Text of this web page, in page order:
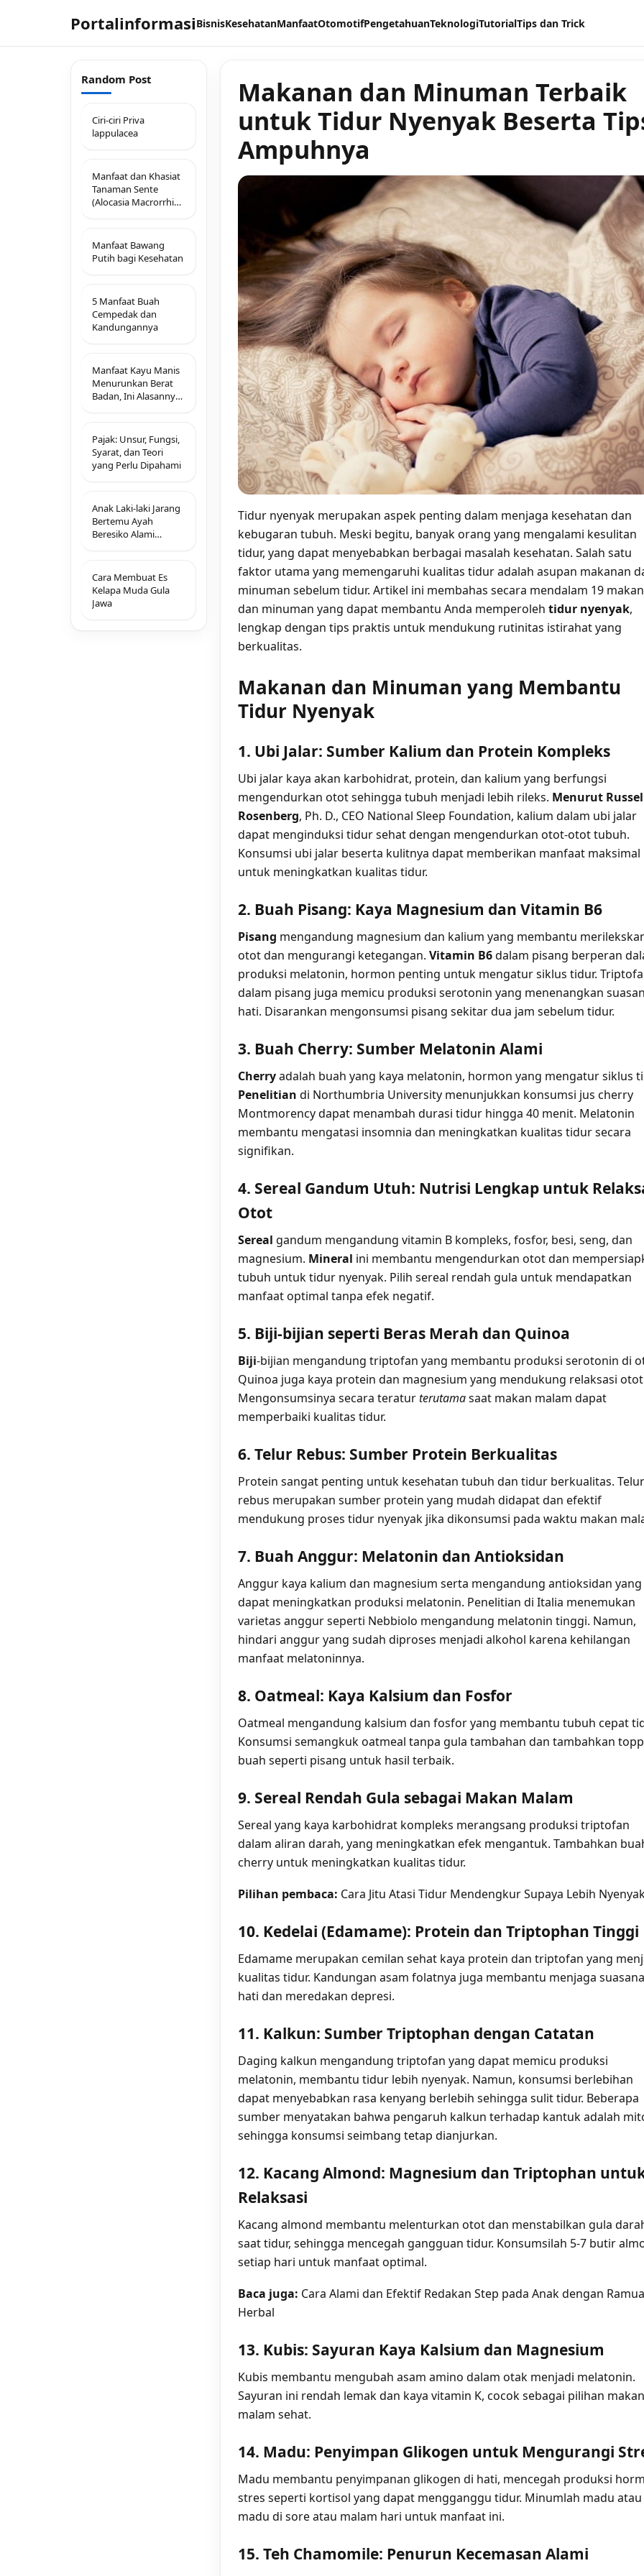
PortalinformasiBisnisKesehatanManfaatOtomotifPengetahuanTeknologiTutorialTips dan Trick
Random Post
Ciri-ciri Priva
lappulacea
Manfaat dan Khasiat
Tanaman Sente
(Alocasia Macrorrhiza
Manfaat Bawang
Putih bagi Kesehatan
5 Manfaat Buah
Cempedak dan
Kandungannya
Manfaat Kayu Manis
Menurunkan Berat
Badan, Ini Alasannya
Pajak: Unsur, Fungsi,
Syarat, dan Teori
yang Perlu Dipahami
Anak Laki-laki Jarang
Bertemu Ayah
Beresiko Alami
Cara Membuat Es
Kelapa Muda Gula
Jawa
Makanan dan Minuman Terbaik
untuk Tidur Nyenyak Beserta
Ampuhnya
Tidur nyenyak merupakan aspek penting dalam menjaga kesehatan dan
kebugaran tubuh. Meski begitu, banyak orang yang mengalami kesulitan
tidur, yang dapat menyebabkan berbagai masalah kesehatan. Salah satu
faktor utama yang memengaruhi kualitas tidur adalah asupan makanan
minuman sebelum tidur. Artikel ini membahas secara mendalam 19
dan minuman yang dapat membantu Anda memperoleh tidur nyenyak,
lengkap dengan tips praktis untuk mendukung rutinitas istirahat yang
berkualitas.
Makanan dan Minuman yang Membantu
Tidur Nyenyak
1. Ubi Jalar: Sumber Kalium dan Protein Kompleks
Ubi jalar kaya akan karbohidrat, protein, dan kalium yang berfungsi
mengendurkan otot sehingga tubuh menjadi lebih rileks. Menurut
Rosenberg, Ph. D., CEO National Sleep Foundation, kalium dalam ubi jalar
dapat menginduksi tidur sehat dengan mengendurkan otot-otot tubuh.
Konsumsi ubi jalar beserta kulitnya dapat memberikan manfaat maksimal
untuk meningkatkan kualitas tidur.
2. Buah Pisang: Kaya Magnesium dan Vitamin B6
Pisang mengandung magnesium dan kalium yang membantu
otot dan mengurangi ketegangan. Vitamin B6dalam pisang berperan
produksi melatonin, hormon penting untuk mengatur siklus tidur.
dalam pisang juga memicu produksi serotonin yang menenangkan
hati. Disarankan mengonsumsi pisang sekitar dua jam sebelum tidur.
3. Buah Cherry: Sumber Melatonin Alami
Cherryadalah buah yang kaya melatonin, hormon yang mengatur siklus
Penelitian di Northumbria University menunjukkan konsumsi jus cherry
Montmorency dapat menambah durasi tidur hingga 40 menit. Melatonin
membantu mengatasi insomnia dan meningkatkan kualitas tidur secara
signifikan.
4. Sereal Gandum Utuh: Nutrisi Lengkap untuk
Otot
Sereal gandum mengandung vitamin B kompleks, fosfor, besi, seng, dan
magnesium. Mineral ini membantu mengendurkan otot dan
tubuh untuk tidur nyenyak. Pilih sereal rendah gula untuk mendapatkan
manfaat optimal tanpa efek negatif.
5. Biji-bijian seperti Beras Merah dan Quinoa
Biji-bijian mengandung triptofan yang membantu produksi serotonin di
Quinoa juga kaya protein dan magnesium yang mendukung relaksasi
Mengonsumsinya secara teraturterutamasaat makan malam dapat
memperbaiki kualitas tidur.
6. Telur Rebus: Sumber Protein Berkualitas
Protein sangat penting untuk kesehatan tubuh dan tidur berkualitas. Telur
rebus merupakan sumber protein yang mudah didapat dan efektif
mendukung proses tidur nyenyak jika dikonsumsi pada waktu makan
7. Buah Anggur: Melatonin dan Antioksidan
Anggur kaya kalium dan magnesium serta mengandung antioksidan yang
dapat meningkatkan produksi melatonin. Penelitian di Italia menemukan
varietas anggur seperti Nebbiolo mengandung melatonin tinggi. Namun,
hindari anggur yang sudah diproses menjadi alkohol karena kehilangan
manfaat melatoninnya.
8. Oatmeal: Kaya Kalsium dan Fosfor
Oatmeal mengandung kalsium dan fosfor yang membantu tubuh cepat
Konsumsi semangkuk oatmeal tanpa gula tambahan dan tambahkan
buah seperti pisang untuk hasil terbaik.
9. Sereal Rendah Gula sebagai Makan Malam
Sereal yang kaya karbohidrat kompleks merangsang produksi triptofan
dalam aliran darah, yang meningkatkan efek mengantuk. Tambahkan
cherry untuk meningkatkan kualitas tidur.
Pilihan pembaca: Cara Jitu Atasi Tidur Mendengkur Supaya Lebih
10. Kedelai (Edamame): Protein dan Triptophan Tinggi
Edamame merupakan cemilan sehat kaya protein dan triptofan yang
kualitas tidur. Kandungan asam folatnya juga membantu menjaga suasana
hati dan meredakan depresi.
11. Kalkun: Sumber Triptophan dengan Catatan
Daging kalkun mengandung triptofan yang dapat memicu produksi
melatonin, membantu tidur lebih nyenyak. Namun, konsumsi berlebihan
dapat menyebabkan rasa kenyang berlebih sehingga sulit tidur. Beberapa
sumber menyatakan bahwa pengaruh kalkun terhadap kantuk adalah
sehingga konsumsi seimbang tetap dianjurkan.
12. Kacang Almond: Magnesium dan Triptophan
Relaksasi
Kacang almond membantu melenturkan otot dan menstabilkan gula
saat tidur, sehingga mencegah gangguan tidur. Konsumsilah 5-7 butir
setiap hari untuk manfaat optimal.
Baca juga: Cara Alami dan Efektif Redakan Step pada Anak dengan
Herbal
13. Kubis: Sayuran Kaya Kalsium dan Magnesium
Kubis membantu mengubah asam amino dalam otak menjadi melatonin.
Sayuran ini rendah lemak dan kaya vitamin K, cocok sebagai pilihan
malam sehat.
14. Madu: Penyimpan Glikogen untuk Mengurangi
Madu membantu penyimpanan glikogen di hati, mencegah produksi
stres seperti kortisol yang dapat mengganggu tidur. Minumlah madu
madu di sore atau malam hari untuk manfaat ini.
15. Teh Chamomile: Penurun Kecemasan Alami